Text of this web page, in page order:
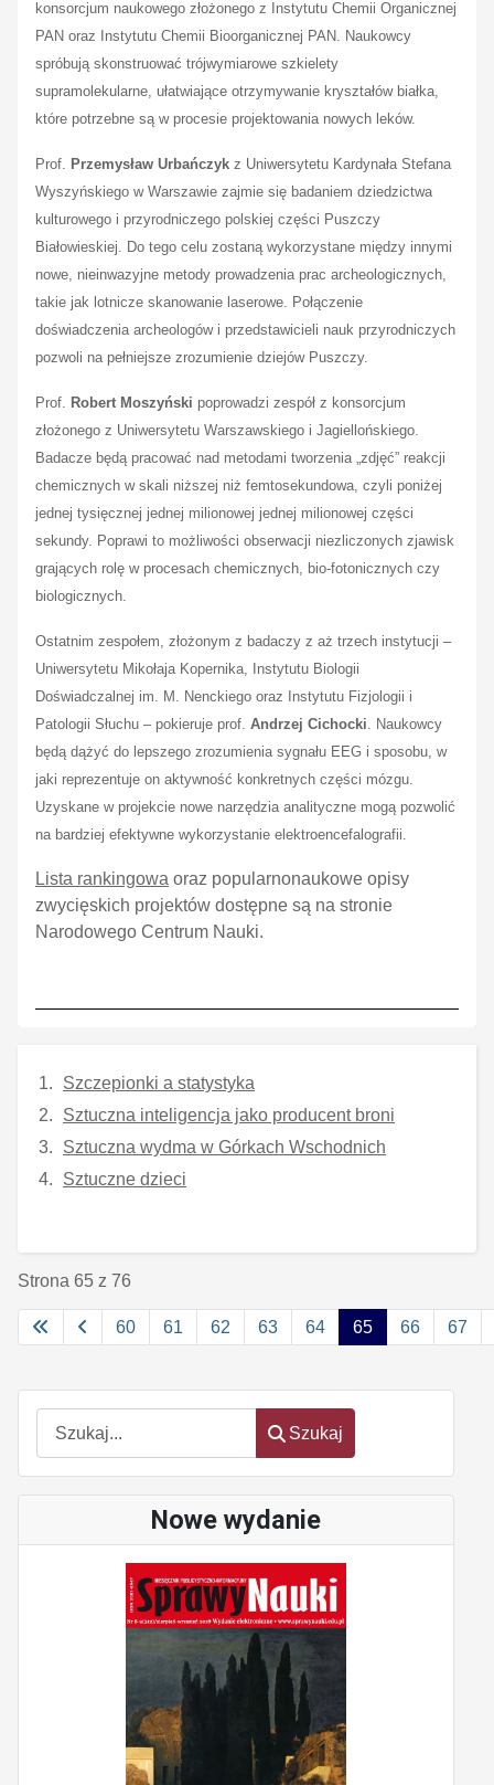
Szukaj
Szukaj
Nowe wydanie
konsorcjum naukowego złożonego z Instytutu Chemii Organicznej
PAN oraz Instytutu Chemii Bioorganicznej PAN. Naukowcy
spróbują skonstruować trójwymiarowe szkielety
supramolekularne, ułatwiające otrzymywanie kryształów białka,
które potrzebne są w procesie projektowania nowych leków.
Prof. Przemysław Urbańczyk z Uniwersytetu Kardynała Stefana
Wyszyńskiego w Warszawie zajmie się badaniem dziedzictwa
kulturowego i przyrodniczego polskiej części Puszczy
Białowieskiej. Do tego celu zostaną wykorzystane między innymi
nowe, nieinwazyjne metody prowadzenia prac archeologicznych,
takie jak lotnicze skanowanie laserowe. Połączenie
doświadczenia archeologów i przedstawicieli nauk przyrodniczych
pozwoli na pełniejsze zrozumienie dziejów Puszczy.
Prof. Robert Moszyński poprowadzi zespół z konsorcjum
złożonego z Uniwersytetu Warszawskiego i Jagiellońskiego.
Badacze będą pracować nad metodami tworzenia „zdjęć” reakcji
chemicznych w skali niższej niż femtosekundowa, czyli poniżej
jednej tysięcznej jednej milionowej jednej milionowej części
sekundy. Poprawi to możliwości obserwacji niezliczonych zjawisk
grających rolę w procesach chemicznych, bio-fotonicznych czy
biologicznych.
Ostatnim zespołem, złożonym z badaczy z aż trzech instytucji –
Uniwersytetu Mikołaja Kopernika, Instytutu Biologii
Doświadczalnej im. M. Nenckiego oraz Instytutu Fizjologii i
Patologii Słuchu – pokieruje prof. Andrzej Cichocki . Naukowcy
będą dążyć do lepszego zrozumienia sygnału EEG i sposobu, w
jaki reprezentuje on aktywność konkretnych części mózgu.
Uzyskane w projekcie nowe narzędzia analityczne mogą pozwolić
na bardziej efektywne wykorzystanie elektroencefalografii.
Lista rankingowa oraz popularnonaukowe opisy
zwycięskich projektów dostępne są na stronie
Narodowego Centrum Nauki.
Szczepionki a statystyka
Sztuczna inteligencja jako producent broni
Sztuczna wydma w Górkach Wschodnich
Sztuczne dzieci
Strona 65 z 76
60 61 62 63 64 65 66 67